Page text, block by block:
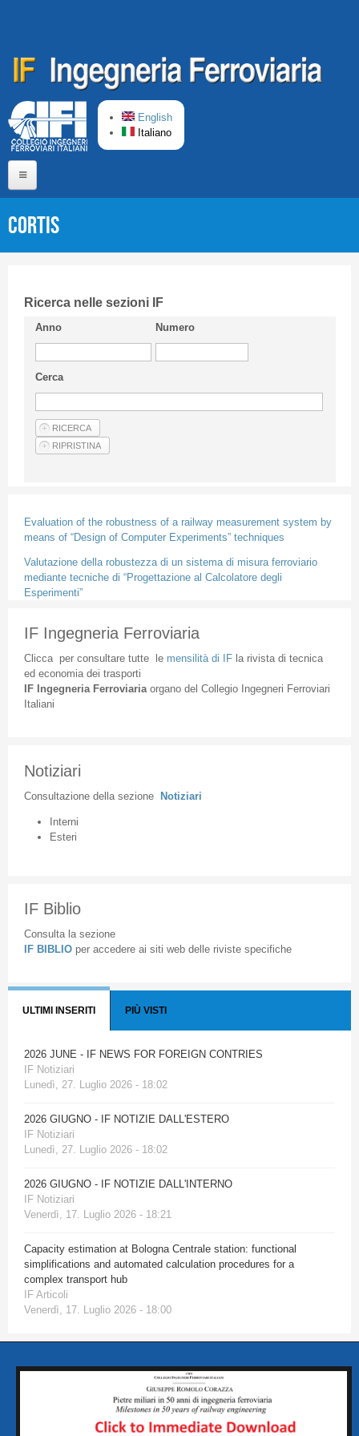
English
Italiano
CIFI in breve
Linee Guida
Privacy Policy
Articoli
CORTIS
Ricerca nelle sezioni IF
Anno Numero
Cerca
Evaluation of the robustness of a railway measurement system by
means of “Design of Computer Experiments” techniques
Valutazione della robustezza di un sistema di misura ferroviario
mediante tecniche di “Progettazione al Calcolatore degli
Esperimenti”
IF Ingegneria Ferroviaria
Cliccaper consultare tuttele mensilità di IFla rivista di tecnica
ed economia dei trasporti
IF Ingegneria Ferroviaria organodel Collegio Ingegneri Ferroviari
Italiani
Notiziari
Consultazione della sezione Notiziari
Interni
Esteri
IF Biblio
Consulta la sezione
IF BIBLIO per accedere ai siti web delle riviste specifiche
ULTIMI INSERITI PIÙ VISTI
2026 JUNE - IF NEWS FOR FOREIGN CONTRIES
IF Notiziari
Lunedì, 27. Luglio 2026 - 18:02
2026 GIUGNO - IF NOTIZIE DALL'ESTERO
IF Notiziari
Lunedì, 27. Luglio 2026 - 18:02
2026 GIUGNO - IF NOTIZIE DALL'INTERNO
IF Notiziari
Venerdì, 17. Luglio 2026 - 18:21
Capacity estimation at Bologna Centrale station: functional
simplifications and automated calculation procedures for a
complex transport hub
IF Articoli
Venerdì, 17. Luglio 2026 - 18:00